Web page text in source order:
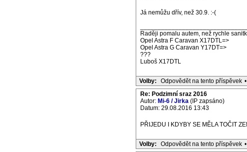
Já nemůžu dřív, než 30.9. :-(
Raději pomalu autem, než rychle
Opel Astra F Caravan X17DTL=>
Opel Astra G Caravan Y17DT=>
???
Luboš X17DTL
Volby: Odpovědět na tento příspěvek •
Re: Podzimní sraz 2016
Autor: Mi-6 / Jirka (IP zapsáno)
Datum: 29.08.2016 13:43
PŘIJEDU I KDYBY SE MĚLA TOČIT
Volby: Odpovědět na tento příspěvek •